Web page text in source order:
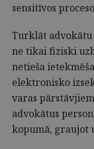
sensitīvos
Turklāt
ne tikai fiziski
netieša
elektronisko
varas
advokātus
kopumā, graujot